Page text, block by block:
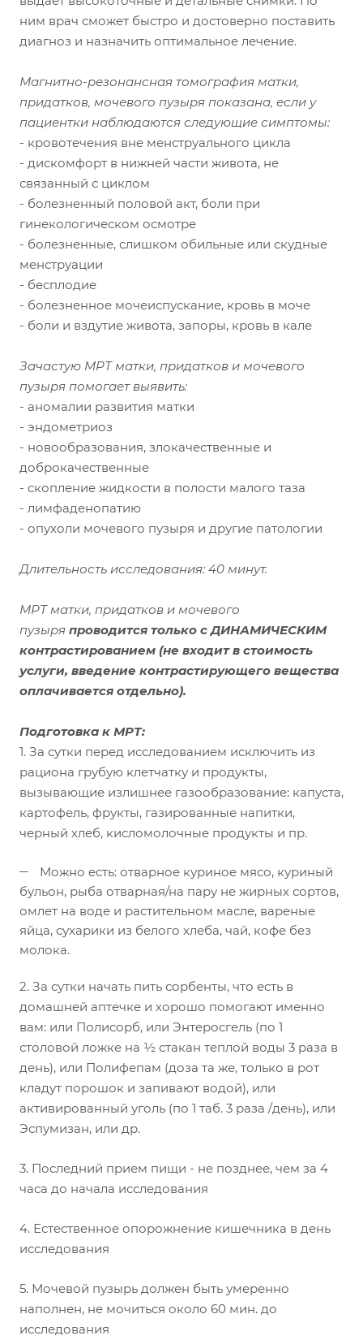
ним врач сможет быстро и достоверно поставить
диагноз и назначить оптимальное лечение.
Магнитно-резонансная томография матки,
придатков, мочевого пузыря показана, если у
пациентки наблюдаются следующие симптомы:
- кровотечения вне менструального цикла
- дискомфорт в нижней части живота, не
связанный с циклом
- болезненный половой акт, боли при
гинекологическом осмотре
- болезненные, слишком обильные или скудные
менструации
- бесплодие
- болезненное мочеиспускание, кровь в моче
- боли и вздутие живота, запоры, кровь в кале
Зачастую МРТ матки, придатков и мочевого
пузыря помогает выявить:
- аномалии развития матки
- эндометриоз
- новообразования, злокачественные и
доброкачественные
- скопление жидкости в полости малого таза
- лимфаденопатию
- опухоли мочевого пузыря и другие патологии
Длительность исследования: 40 минут.
МРТ матки, придатков и мочевого
пузыря проводится только с ДИНАМИЧЕСКИМ
контрастированием (не входит в стоимость
услуги, введение контрастирующего вещества
оплачивается отдельно).
Подготовка к МРТ:
1. За сутки перед исследованием исключить из
рациона грубую клетчатку и продукты,
вызывающие излишнее газообразование: капуста,
картофель, фрукты, газированные напитки,
черный хлеб, кисломолочные продукты и пр.
Можно есть: отварное куриное мясо, куриный
бульон, рыба отварная/на пару не жирных сортов,
омлет на воде и растительном масле, вареные
яйца, сухарики из белого хлеба, чай, кофе без
молока.
2. За сутки начать пить сорбенты, что есть в
домашней аптечке и хорошо помогают именно
вам: или Полисорб, или Энтеросгель (по 1
столовой ложке на ½ стакан теплой воды 3 раза в
день), или Полифепам (доза та же, только в рот
кладут порошок и запивают водой), или
активированный уголь (по 1 таб. 3 раза /день), или
Эспумизан, или др.
3. Последний прием пищи - не позднее, чем за 4
часа до начала исследования
4. Естественное опорожнение кишечника в день
исследования
5. Мочевой пузырь должен быть умеренно
наполнен, не мочиться около 60 мин. до
исследования